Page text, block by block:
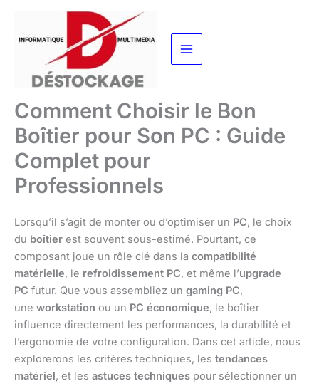
contenu
Comment Choisir le Bon
Boîtier pour Son PC : Guide
Complet pour
Professionnels
Lorsqu’il s’agit de monter ou d’optimiser un PC, le choix
du boîtier est souvent sous-estimé. Pourtant, ce
composant joue un rôle clé dans la compatibilité
matérielle, le refroidissement PC, et même l’upgrade
PC futur. Que vous assembliez un gaming PC,
une workstation ou un PC économique, le boîtier
influence directement les performances, la durabilité et
l’ergonomie de votre configuration. Dans cet article, nous
explorerons les critères techniques, les tendances
matériel, et les astuces techniques pour sélectionner un